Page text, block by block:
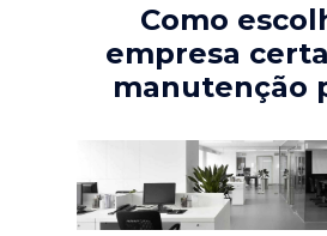
Como
empresa
manutenção